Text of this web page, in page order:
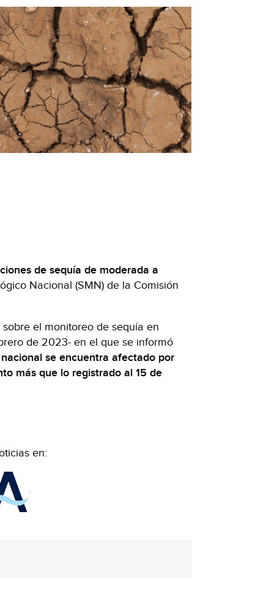
de sequía de moderada a
Nacional (SMN) de la Comisión
el monitoreo de sequía en
de 2023- en el que se informó
se encuentra afectado por
más que lo registrado al 15 de
en: